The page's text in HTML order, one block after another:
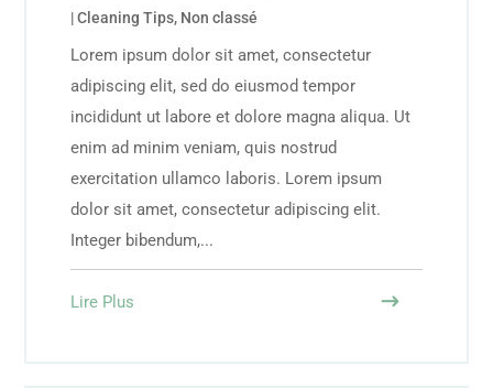
|Cleaning Tips, Non classé
Lorem ipsum dolor sit amet, consectetur
adipiscing elit, sed do eiusmod tempor
incididunt ut labore et dolore magna aliqua. Ut
enim ad minim veniam, quis nostrud
exercitation ullamco laboris. Lorem ipsum
dolor sit amet, consectetur adipiscing elit.
Integer bibendum,...
Lire Plus